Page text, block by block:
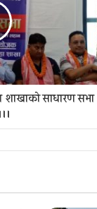
शाखाको साधारण सभा